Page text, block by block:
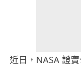
近日，NASA 證